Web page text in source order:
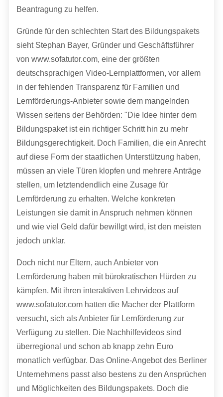
Beantragung zu helfen.
Gründe für den schlechten Start des Bildungspakets
sieht Stephan Bayer, Gründer und Geschäftsführer
von www.sofatutor.com, eine der größten
deutschsprachigen Video-Lernplattformen, vor allem
in der fehlenden Transparenz für Familien und
Lernförderungs-Anbieter sowie dem mangelnden
Wissen seitens der Behörden: "Die Idee hinter dem
Bildungspaket ist ein richtiger Schritt hin zu mehr
Bildungsgerechtigkeit. Doch Familien, die ein Anrecht
auf diese Form der staatlichen Unterstützung haben,
müssen an viele Türen klopfen und mehrere Anträge
stellen, um letztendendlich eine Zusage für
Lernförderung zu erhalten. Welche konkreten
Leistungen sie damit in Anspruch nehmen können
und wie viel Geld dafür bewillgt wird, ist den meisten
jedoch unklar.
Doch nicht nur Eltern, auch Anbieter von
Lernförderung haben mit bürokratischen Hürden zu
kämpfen. Mit ihren interaktiven Lehrvideos auf
www.sofatutor.com hatten die Macher der Plattform
versucht, sich als Anbieter für Lernförderung zur
Verfügung zu stellen. Die Nachhilfevideos sind
überregional und schon ab knapp zehn Euro
monatlich verfügbar. Das Online-Angebot des Berliner
Unternehmens passt also bestens zu den Ansprüchen
und Möglichkeiten des Bildungspakets. Doch die